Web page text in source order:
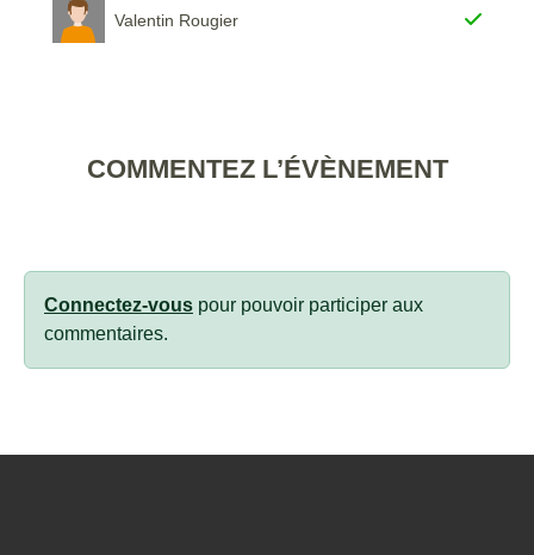
Valentin Rougier
COMMENTEZ L’ÉVÈNEMENT
Connectez-vous pour pouvoir participer aux
commentaires.